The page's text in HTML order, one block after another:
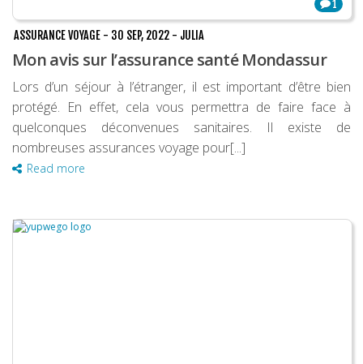
1
ASSURANCE VOYAGE - 30 SEP, 2022 - JULIA
Mon avis sur l’assurance santé Mondassur
Lors d’un séjour à l’étranger, il est important d’être bien
protégé. En effet, cela vous permettra de faire face à
quelconques déconvenues sanitaires. Il existe de
nombreuses assurances voyage pour[...]
Read more